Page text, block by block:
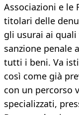
Associazioni e le
titolari delle
gli usurai ai
sanzione penale
tutti i beni. Va
così come già
con un percorso
specializzati,